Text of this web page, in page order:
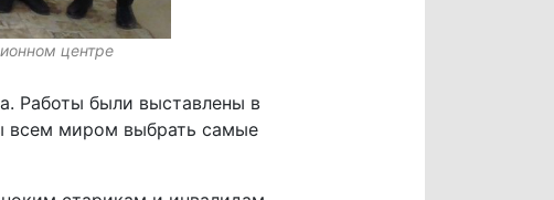
центре
Работы были выставлены в
всем миром выбрать самые